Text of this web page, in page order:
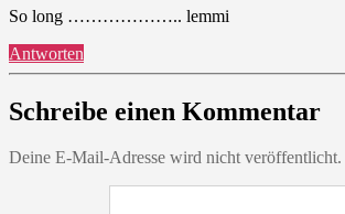
So long ……………….. lemmi
Antworten
Schreibe einen Kommentar
Deine E-Mail-Adresse wird nicht veröffentlicht.